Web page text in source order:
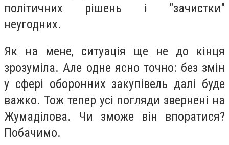
політичних рішень і "зачистки"
неугодних.
Як на мене, ситуація ще не до кінця
зрозуміла. Але одне ясно точно: без змін
у сфері оборонних закупівель далі буде
важко. Тож тепер усі погляди звернені на
Жумаділова. Чи зможе він впоратися?
Побачимо.